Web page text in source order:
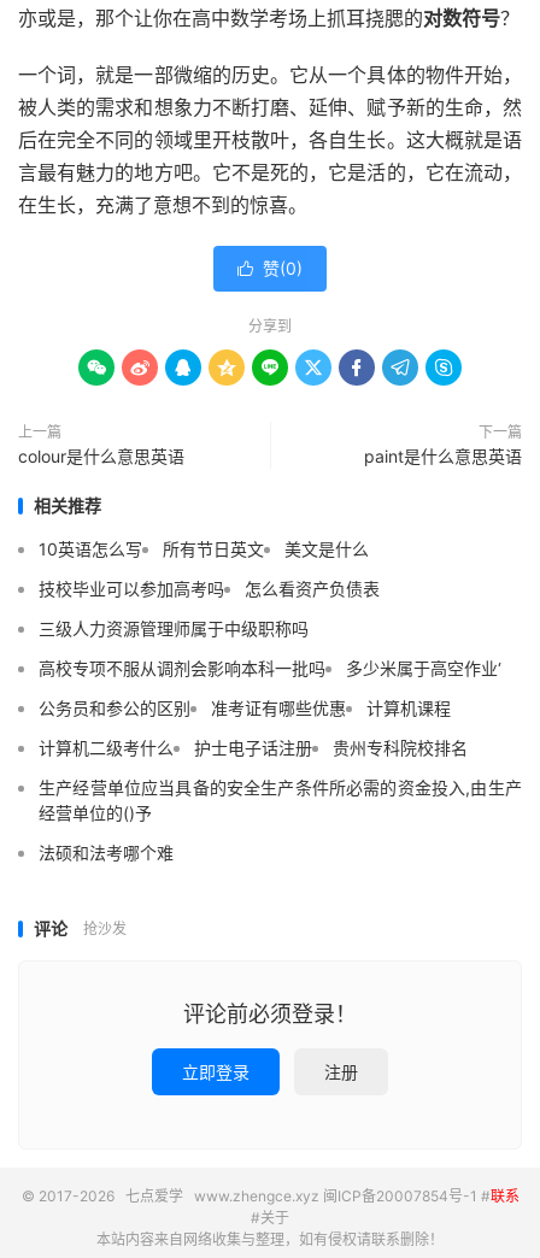
亦或是，那个让你在高中数学考场上抓耳挠腮的对数符号？
一个词，就是一部微缩的历史。它从一个具体的物件开始，
被人类的需求和想象力不断打磨、延伸、赋予新的生命，然
后在完全不同的领域里开枝散叶，各自生长。这大概就是语
言最有魅力的地方吧。它不是死的，它是活的，它在流动，
在生长，充满了意想不到的惊喜。
 赞(0)
分享到
        
上一篇
colour是什么意思英语
下一篇
paint是什么意思英语
相关推荐
10英语怎么写 所有节日英文
美文是什么
技校毕业可以参加高考吗
怎么看资产负债表
三级人力资源管理师属于中级职称吗
高校专项不服从调剂会影响本科一批吗
多少米属于高空作业‘
公务员和参公的区别
准考证有哪些优惠
计算机课程
计算机二级考什么
护士电子话注册
贵州专科院校排名
生产经营单位应当具备的安全生产条件所必需的资金投入,由生产
经营单位的()予
法硕和法考哪个难
评论 抢沙发
评论前必须登录！
立即登录 注册
© 2017-2026 七点爱学www.zhengce.xyz 闽ICP备20007854号-1 #联系
#关于
本站内容来自网络收集与整理，如有侵权请联系删除！